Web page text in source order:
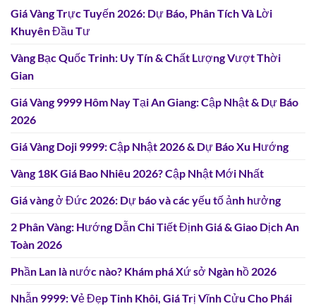
Giá Vàng Trực Tuyến 2026: Dự Báo, Phân Tích Và Lời
Khuyên Đầu Tư
Vàng Bạc Quốc Trinh: Uy Tín & Chất Lượng Vượt Thời
Gian
Giá Vàng 9999 Hôm Nay Tại An Giang: Cập Nhật & Dự Báo
2026
Giá Vàng Doji 9999: Cập Nhật 2026 & Dự Báo Xu Hướng
Vàng 18K Giá Bao Nhiêu 2026? Cập Nhật Mới Nhất
Giá vàng ở Đức 2026: Dự báo và các yếu tố ảnh hưởng
2 Phân Vàng: Hướng Dẫn Chi Tiết Định Giá & Giao Dịch An
Toàn 2026
Phần Lan là nước nào? Khám phá Xứ sở Ngàn hồ 2026
Nhẫn 9999: Vẻ Đẹp Tinh Khôi, Giá Trị Vĩnh Cửu Cho Phái